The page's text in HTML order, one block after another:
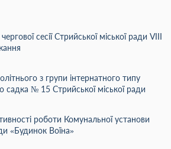
сесії Стрийської міської ради VIII
з групи інтернатного типу
садка № 15 Стрийської міської ради
роботи Комунальної установи
«Будинок Воїна»